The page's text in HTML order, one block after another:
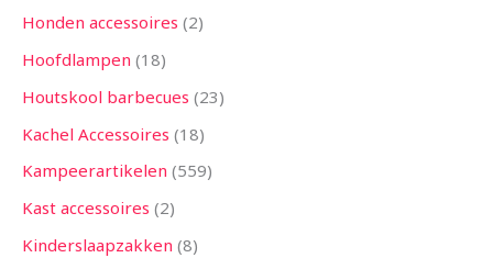
Honden accessoires 2
Hoofdlampen 18
Houtskool barbecues 23
Kachel Accessoires 18
Kampeerartikelen 559
Kast accessoires 2
Kinderslaapzakken 8